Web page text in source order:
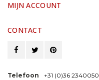
MIJN ACCOUNT
CONTACT
Telefoon
+31 (0)36 2340050